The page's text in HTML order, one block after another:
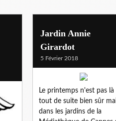
Jardin Annie
Girardot
5 Février 2018
Le printemps n'est pas là
tout de suite bien sûr
dans les jardins de la